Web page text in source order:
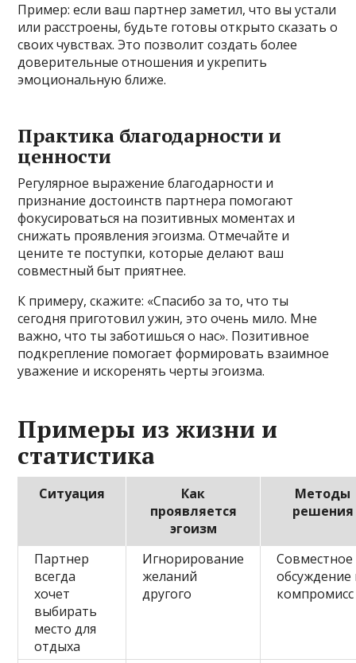
Пример: если ваш партнер заметил, что вы устали
или расстроены, будьте готовы открыто сказать о
своих чувствах. Это позволит создать более
доверительные отношения и укрепить
эмоциональную ближе.
Практика благодарности и
ценности
Регулярное выражение благодарности и
признание достоинств партнера помогают
фокусироваться на позитивных моментах и
снижать проявления эгоизма. Отмечайте и
цените те поступки, которые делают ваш
совместный быт приятнее.
К примеру, скажите: «Спасибо за то, что ты
сегодня приготовил ужин, это очень мило. Мне
важно, что ты заботишься о нас». Позитивное
подкрепление помогает формировать взаимное
уважение и искоренять черты эгоизма.
Примеры из жизни и
статистика
Ситуация
Как
проявляется
эгоизм
Методы
решения
Партнер
всегда
хочет
выбирать
место для
отдыха
Игнорирование
желаний
другого
Совместное
обсуждение
компромисс